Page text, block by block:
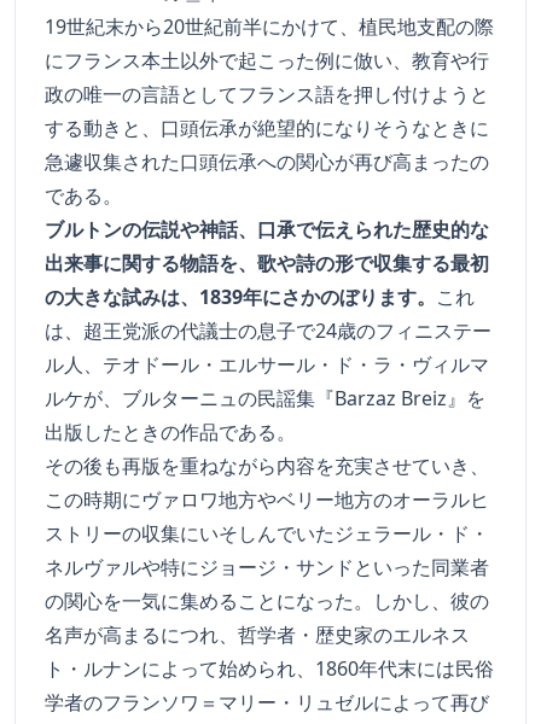
19世紀末から20世紀前半にかけて、植民地支配の際
にフランス本土以外で起こった例に倣い、教育や行
政の唯一の言語としてフランス語を押し付けようと
する動きと、口頭伝承が絶望的になりそうなときに
急遽収集された口頭伝承への関心が再び高まったの
である。
ブルトンの伝説や神話、口承で伝えられた歴史的な
出来事に関する物語を、歌や詩の形で収集する最初
の大きな試みは、1839年にさかのぼります。 これ
は、超王党派の代議士の息子で24歳のフィニステー
ル人、テオドール・エルサール・ド・ラ・ヴィルマ
ルケが、ブルターニュの民謡集『Barzaz Breiz』を
出版したときの作品である。
その後も再版を重ねながら内容を充実させていき、
この時期にヴァロワ地方やベリー地方のオーラルヒ
ストリーの収集にいそしんでいたジェラール・ド・
ネルヴァルや特にジョージ・サンドといった同業者
の関心を一気に集めることになった。しかし、彼の
名声が高まるにつれ、哲学者・歴史家のエルネス
ト・ルナンによって始められ、1860年代末には民俗
学者のフランソワ＝マリー・リュゼルによって再び